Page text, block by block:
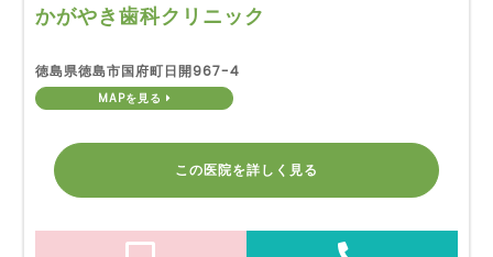
かがやき歯科クリニック
徳島県徳島市国府町日開967-4
MAPを見る
この医院を詳しく見る